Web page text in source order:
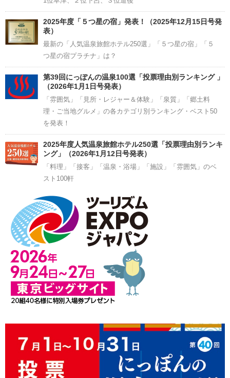
2025年度「５つ星の宿」発表！（2025年12月15日号発
表）
最新の「人気温泉旅館ホテル250選」「５つ星の宿」「５
つ星の宿プラチナ」は？
第39回にっぽんの温泉100選「投票理由別ランキング 」
（2026年1月1日号発表）
「雰囲気」「見所・レジャー＆体験」「泉質」「郷土料
理・ご当地グルメ」の各カテゴリ別ランキング・ベスト50
を発表！
2025年度人気温泉旅館ホテル250選「投票理由別ランキ
ング」（2026年1月12日号発表）
「料理」「接客」「温泉・浴場」「施設」「雰囲気」のベ
スト100軒